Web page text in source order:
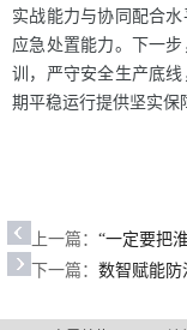
实战能力与协同配合
应急处置能力。下一
训，严守安全生产底
期平稳运行提供坚实保
上一篇： “一定要把
下一篇： 数智赋能防